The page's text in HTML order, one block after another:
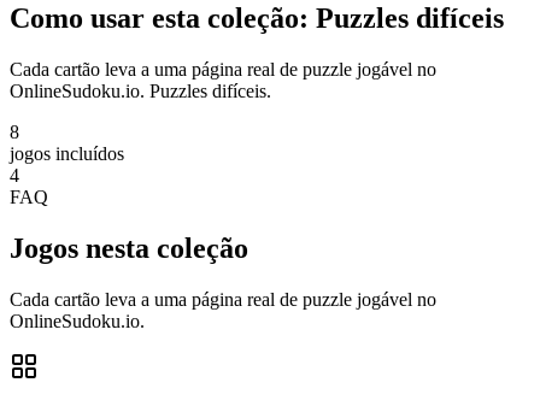
Como usar esta coleção: Puzzles difíceis
Cada cartão leva a uma página real de puzzle jogável no
OnlineSudoku.io. Puzzles difíceis.
8
jogos incluídos
4
FAQ
Jogos nesta coleção
Cada cartão leva a uma página real de puzzle jogável no
OnlineSudoku.io.